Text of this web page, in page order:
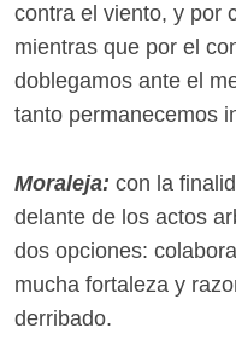
contra el viento, y por
mientras que por el
doblegamos ante el
tanto permanecemos
Moraleja: con la
delante de los actos
dos opciones:
mucha fortaleza y
derribado.